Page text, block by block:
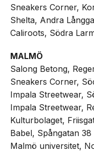
Sneakers Corner,
Shelta, Andra
Caliroots, Södra
MALMÖ
Salong Betong,
Sneakers Corner,
Impala Streetwear,
Impala Streetwear,
Kulturbolaget,
Babel, Spångatan 38
Malmö universitet,